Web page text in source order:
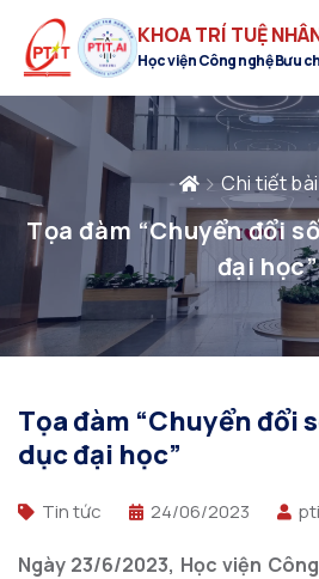
KHOA TRÍ TUỆ
Học viện Công nghệ Bưu
Chi tiết
Tọa đàm “Chuyển đổi
đại học”
Tọa đàm “Chuyển đổi
dục đại học”
Tin tức 24/06/2023
Ngày 23/6/2023, Học viện